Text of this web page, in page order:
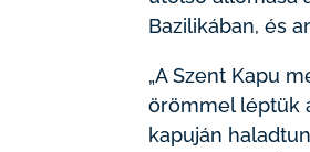
Bazilikában, és
„A Szent Kapu
örömmel léptük
kapuján